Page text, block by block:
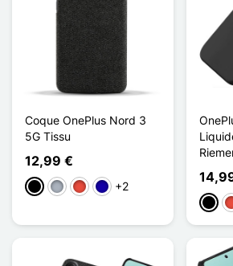
Coque OnePlus Nord 3
5G Tissu
12,99 €
Schwarz
GrauRot Dunkelblau
+2